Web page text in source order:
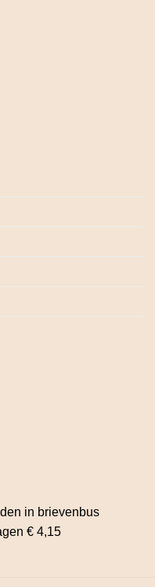
in brievenbus
€ 4,15